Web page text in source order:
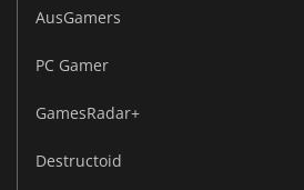
AusGamers
PC Gamer
GamesRadar+
Destructoid